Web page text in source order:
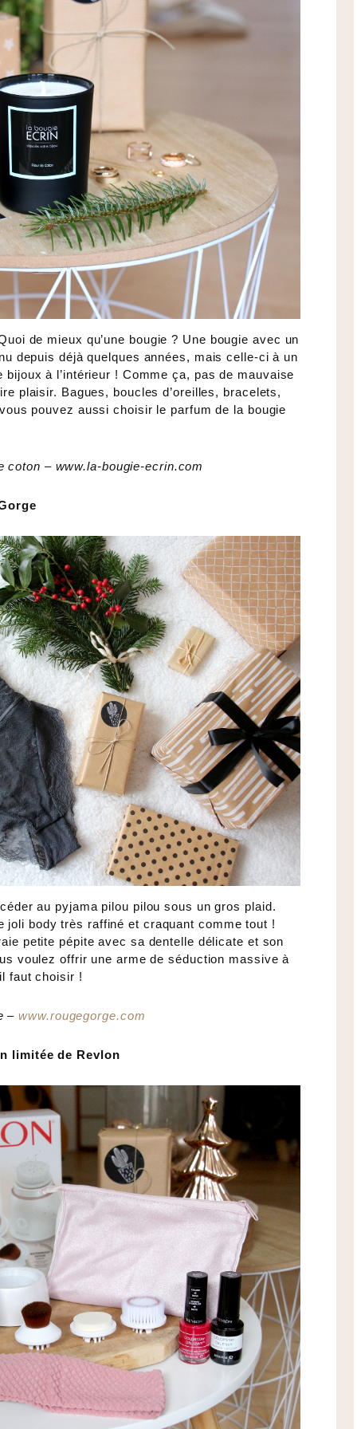
de mieux qu’une bougie ? Une bougie avec un
depuis déjà quelques années, mais celle-ci à un
à l’intérieur ! Comme ça, pas de mauvaise
plaisir. Bagues, boucles d’oreilles, bracelets,
pouvez aussi choisir le parfum de la bougie
coton – www.la-bougie-ecrin.com
au pyjama pilou pilou sous un gros plaid.
body très raffiné et craquant comme tout !
petite pépite avec sa dentelle délicate et son
voulez offrir une arme de séduction massive à
faut choisir !
–www.rougegorge.com
limitée de Revlon